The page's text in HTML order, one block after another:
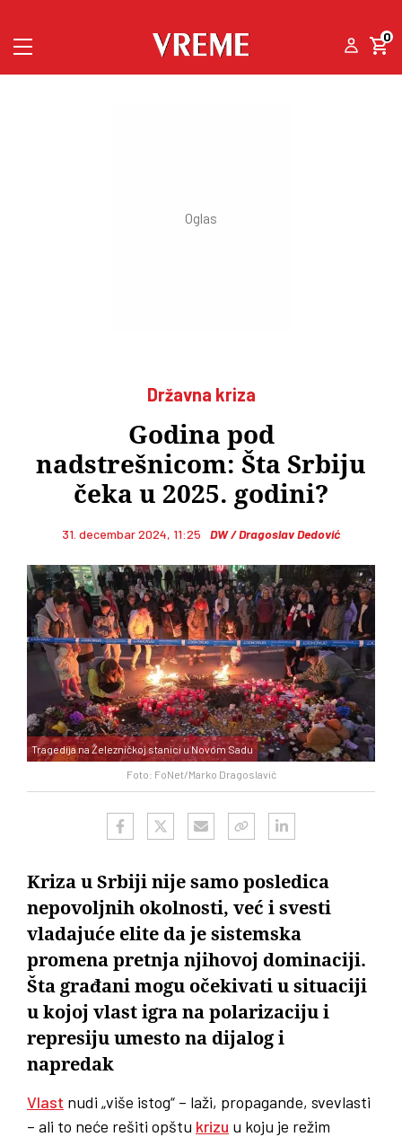
0
Državna kriza
Godina pod
nadstrešnicom: Šta Srbiju
čeka u 2025. godini?
31. decembar 2024, 11:25 DW / Dragoslav Dedović
Foto: FoNet/Marko Dragoslavić
Tragedija na Železničkoj stanici u Novom Sadu
Kriza u Srbiji nije samo posledica
nepovoljnih okolnosti, već i svesti
vladajuće elite da je sistemska
promena pretnja njihovoj dominaciji.
Šta građani mogu očekivati u situaciji
u kojoj vlast igra na polarizaciju i
represiju umesto na dijalog i
napredak
Vlast nudi „više istog“ – laži, propagande, svevlasti
– ali to neće rešiti opštu krizu u koju je režim